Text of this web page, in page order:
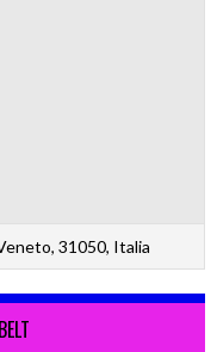
31050, Italia